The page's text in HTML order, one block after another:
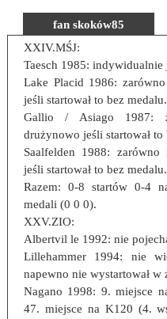
fan skoków85
XXIV.MŚJ:
Taesch 1985: indywidualnie
Lake Placid 1986:
jeśli startował to bez medalu.
Gallio / Asiago 1987:
drużynowo jeśli startował to
Saalfelden 1988:
jeśli startował to bez medalu.
Razem: 0-8 startów 0-4
medali (0 0 0).
XXV.ZIO:
Albertvil le 1992: nie
Lillehammer 1994: nie
napewno nie wystartował
Nagano 1998: 9. miejsce
47. miejsce na K120 (4.